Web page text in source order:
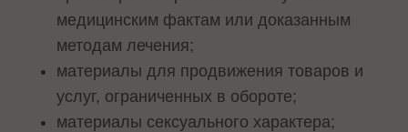
медицинским фактам или доказанным
методам лечения;
материалы для продвижения товаров и
услуг, ограниченных в обороте;
материалы сексуального характера;